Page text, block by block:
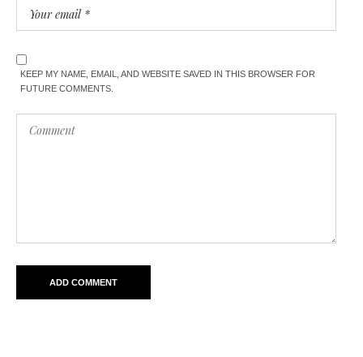
KEEP MY NAME, EMAIL, AND WEBSITE SAVED IN THIS BROWSER FOR
FUTURE COMMENTS.